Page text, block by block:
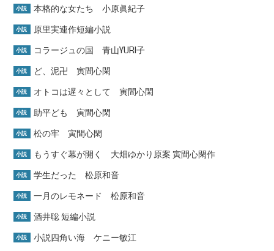
小説 本格的な女たち 小原眞紀子
小説 原里実連作短編小説
小説 コラージュの国 青山YURI子
小説 ど、泥卍 寅間心閑
小説 オトコは遅々として 寅間心閑
小説 助平ども 寅間心閑
小説 松の牢 寅間心閑
小説 もうすぐ幕が開く 大畑ゆかり原案 寅間心閑作
小説 学生だった 松原和音
小説 一月のレモネード 松原和音
小説 酒井聡 短編小説
小説 小説四角い海 ケニー敏江